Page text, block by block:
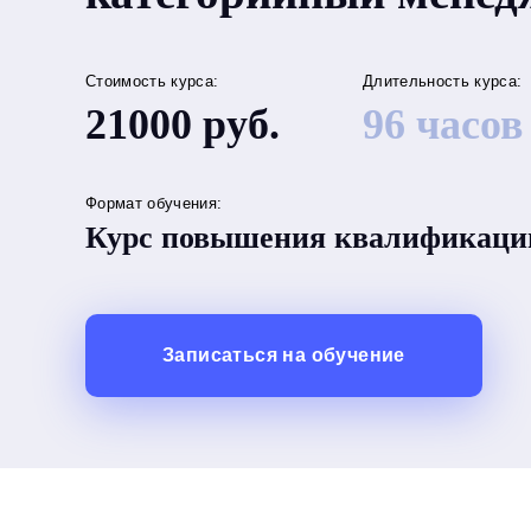
Стоимость курса:
21000 руб.
Длительность курса:
96 часов
Формат обучения:
Курс повышения
Записаться на обучение